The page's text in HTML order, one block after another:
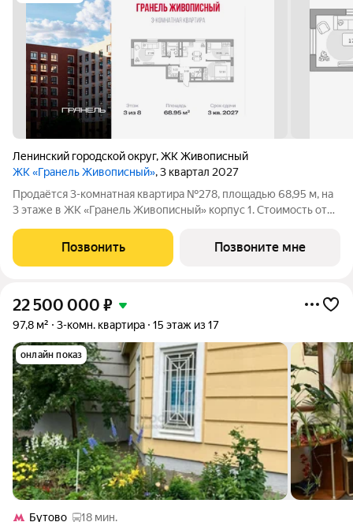
Ленинский городской округ,ЖК Живописный
ЖК «Гранель Живописный», 3 квартал 2027
Продаётся 3-комнатная квартира №278, площадью 68,95 м, на
3 этаже в ЖК «Гранель Живописный» корпус 1. Стоимость от
окна во двор. Для ценителей природы и красоты всего в 3,6 км
от МКАД в
Позвонить Позвоните мне
22 500 000 ₽
97,8 м² 3-комн. квартира 15 этаж из 17
онлайн показ
Бутово 18 мин.